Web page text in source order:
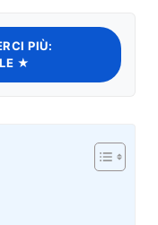
PIÙ:
★